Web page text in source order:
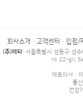
배송방법 로젠택
전국
무료배
회사소개 고객센터 입점/
(주)에타 서울특별시 성동구 성
ro 22-gil,
대표이사 :
통
건강